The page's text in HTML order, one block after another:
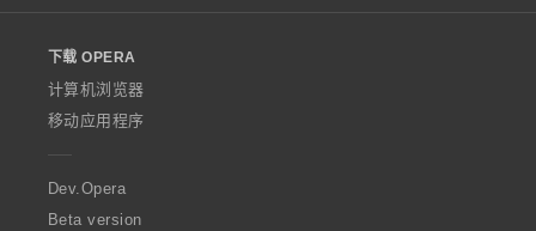
w
O
p
e
a
下载 OPERA
计算机浏览器
移动应用程序
Dev.Opera
Beta version